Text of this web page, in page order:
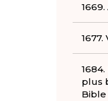
plus
Bible